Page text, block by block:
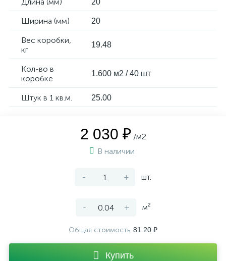
20
Ширина (мм) 20
Вес коробки,
кг
19.48
Кол-во в
коробке
1.600 м2 / 40 шт
Штук в 1 кв.м. 25.00
2 030 ₽ /м2
В наличии
- + шт.
- + м²
Общая стоимость 81.20 ₽
Купить